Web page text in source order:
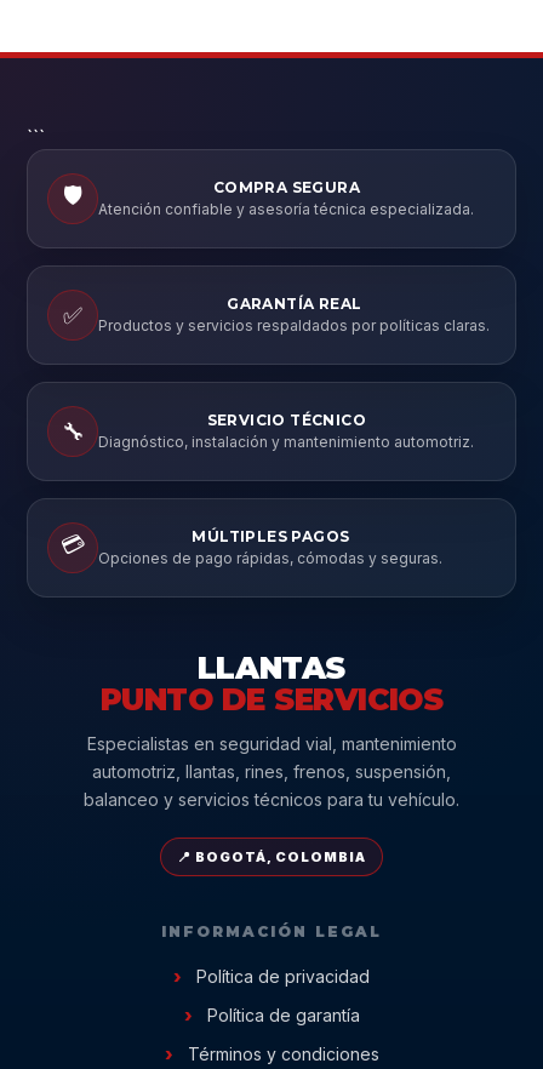
```
🛡️
COMPRA SEGURA
Atención confiable y asesoría técnica especializada.
✅
GARANTÍA REAL
Productos y servicios respaldados por políticas claras.
🔧
SERVICIO TÉCNICO
Diagnóstico, instalación y mantenimiento automotriz.
💳
MÚLTIPLES PAGOS
Opciones de pago rápidas, cómodas y seguras.
LLANTAS
PUNTO DE SERVICIOS
Especialistas en seguridad vial, mantenimiento
automotriz, llantas, rines, frenos, suspensión,
balanceo y servicios técnicos para tu vehículo.
📍 BOGOTÁ, COLOMBIA
INFORMACIÓN LEGAL
Política de privacidad
Política de garantía
Términos y condiciones